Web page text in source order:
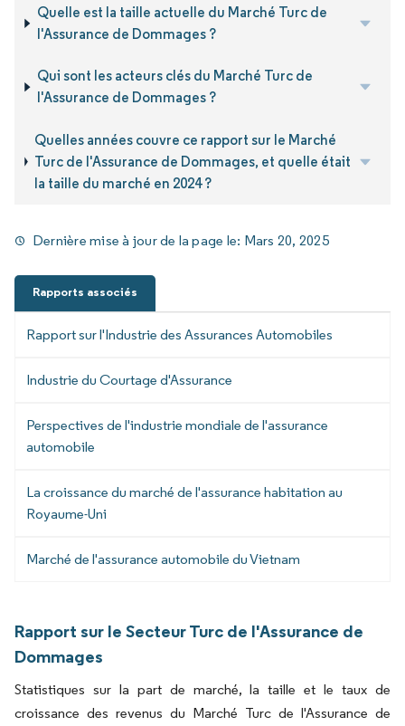
Quelle est la taille actuelle du Marché Turc de
l'Assurance de Dommages ?
Qui sont les acteurs clés du Marché Turc de
l'Assurance de Dommages ?
Quelles années couvre ce rapport sur le Marché
Turc de l'Assurance de Dommages, et quelle était
la taille du marché en 2024 ?
Dernière mise à jour de la page le: Mars 20, 2025
Rapports associés
Rapport sur l'Industrie des Assurances Automobiles
Industrie du Courtage d'Assurance
Perspectives de l'industrie mondiale de l'assurance
automobile
La croissance du marché de l'assurance habitation au
Royaume-Uni
Marché de l'assurance automobile du Vietnam
Rapport sur le Secteur Turc de l'Assurance de
Dommages
Statistiques sur la part de marché, la taille et le taux de
croissance des revenus du Marché Turc de l'Assurance de